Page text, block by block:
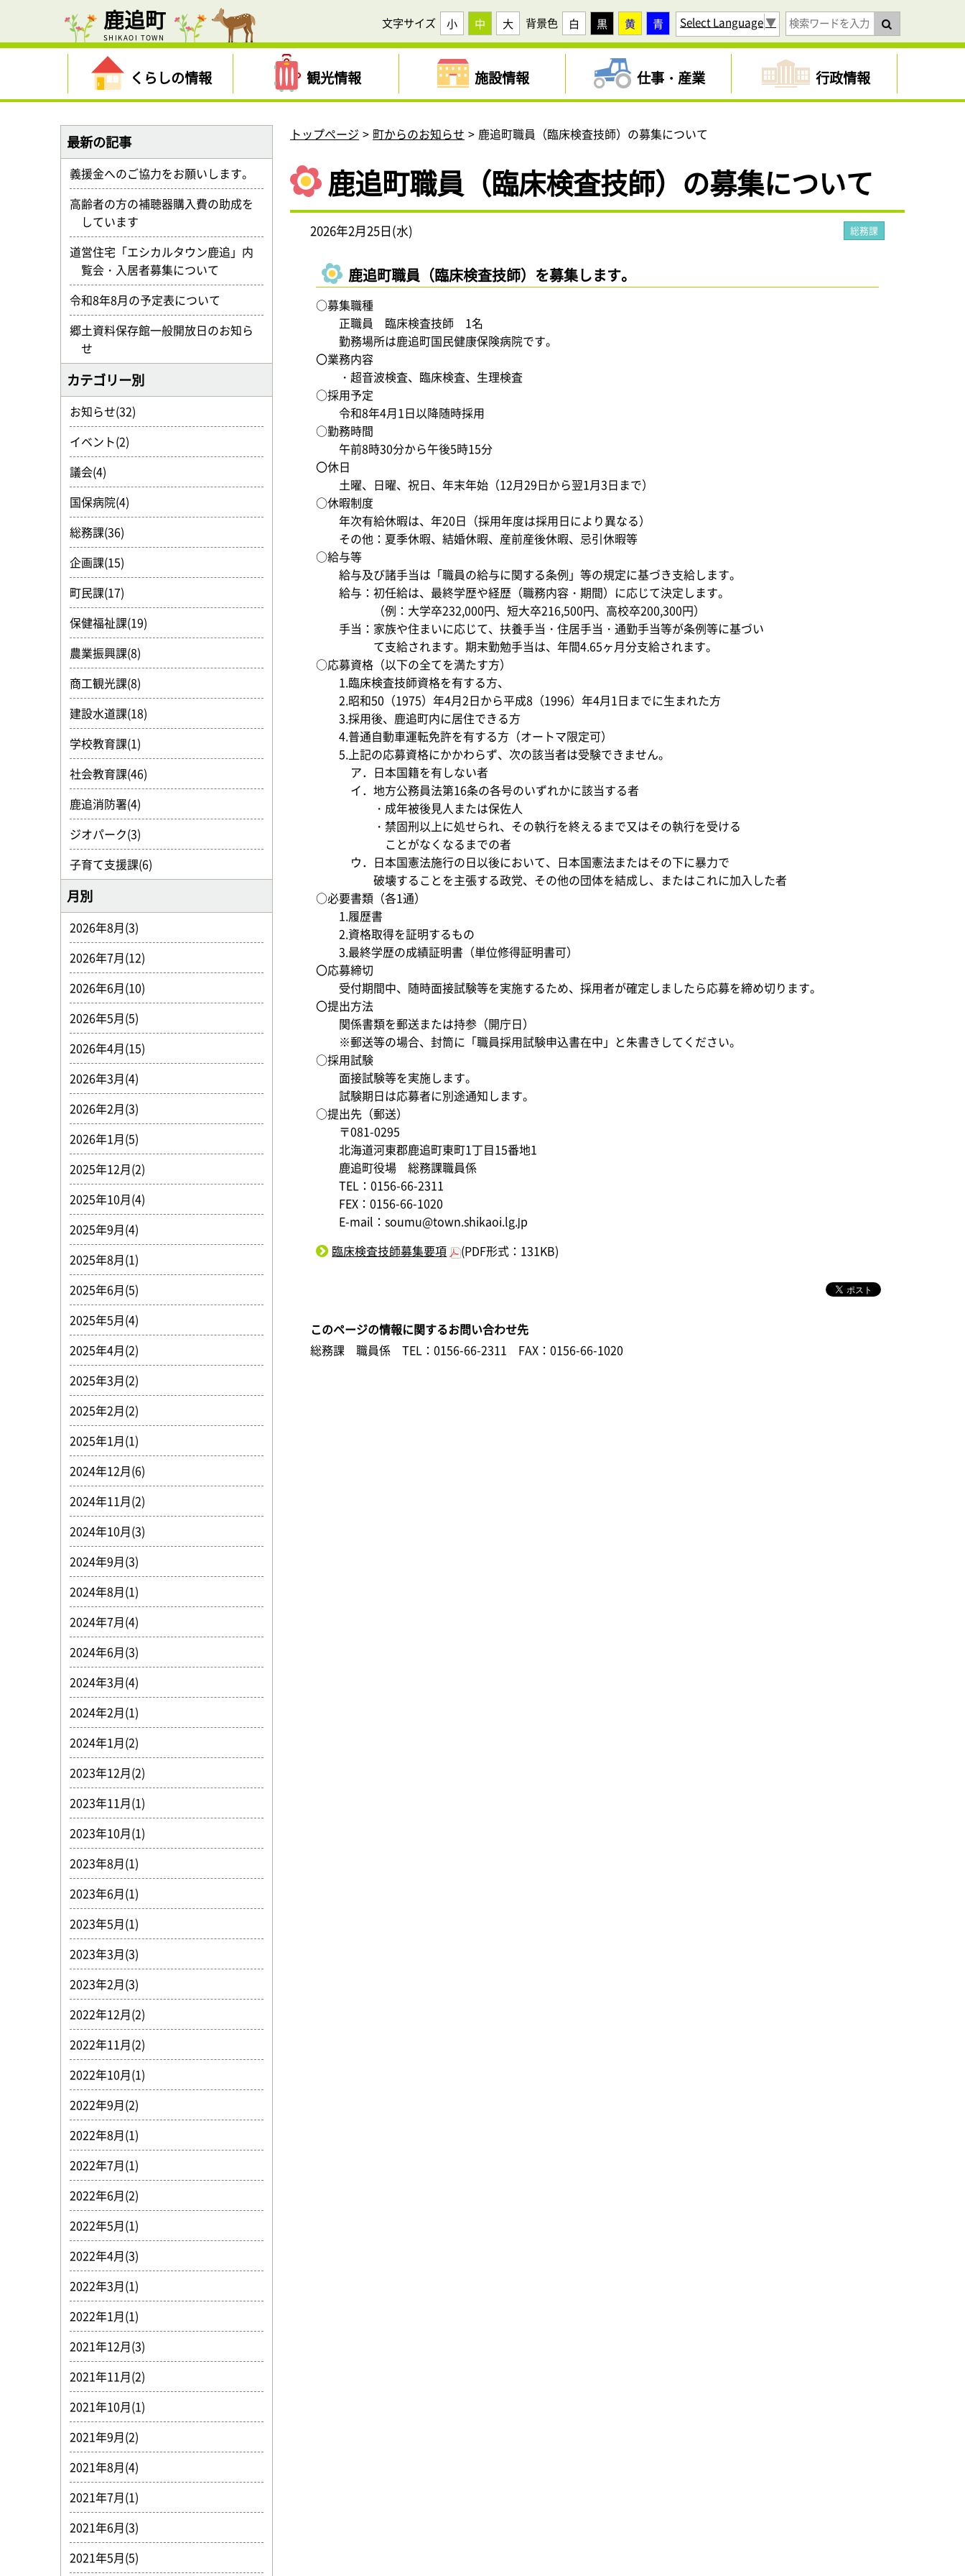
鹿追町
SHIKAOI TOWN
文字サイズ 小 中 大 背景色 白 黒 黄 青 Select Language▼
くらしの情報 観光情報 施設情報 仕事・産業 行政情報
トップページ 町からのお知らせ 鹿追町職員（臨床検査技師）の募集について
鹿追町職員（臨床検査技師）の募集について
2026年2月25日(水) 総務課
鹿追町職員（臨床検査技師）を募集します。
○募集職種
正職員 臨床検査技師 1名
勤務場所は鹿追町国民健康保険病院です。
〇業務内容
・超音波検査、臨床検査、生理検査
○採用予定
令和8年4月1日以降随時採用
○勤務時間
午前8時30分から午後5時15分
〇休日
土曜、日曜、祝日、年末年始（12月29日から翌1月3日まで）
○休暇制度
年次有給休暇は、年20日（採用年度は採用日により異なる）
その他：夏季休暇、結婚休暇、産前産後休暇、忌引休暇等
○給与等
給与及び諸手当は「職員の給与に関する条例」等の規定に基づき支給します。
給与：初任給は、最終学歴や経歴（職務内容・期間）に応じて決定します。
（例：大学卒232,000円、短大卒216,500円、高校卒200,300円）
手当：家族や住まいに応じて、扶養手当・住居手当・通勤手当等が条例等に基づい
て支給されます。期末勤勉手当は、年間4.65ヶ月分支給されます。
○応募資格（以下の全てを満たす方）
1.臨床検査技師資格を有する方、
2.昭和50（1975）年4月2日から平成8（1996）年4月1日までに生まれた方
3.採用後、鹿追町内に居住できる方
4.普通自動車運転免許を有する方（オートマ限定可）
5.上記の応募資格にかかわらず、次の該当者は受験できません。
ア．日本国籍を有しない者
イ．地方公務員法第16条の各号のいずれかに該当する者
・成年被後見人または保佐人
・禁固刑以上に処せられ、その執行を終えるまで又はその執行を受ける
ことがなくなるまでの者
ウ．日本国憲法施行の日以後において、日本国憲法またはその下に暴力で
破壊することを主張する政党、その他の団体を結成し、またはこれに加入した者
○必要書類（各1通）
1.履歴書
2.資格取得を証明するもの
3.最終学歴の成績証明書（単位修得証明書可）
〇応募締切
受付期間中、随時面接試験等を実施するため、採用者が確定しましたら応募を締め切ります。
〇提出方法
関係書類を郵送または持参（開庁日）
※郵送等の場合、封筒に「職員採用試験申込書在中」と朱書きしてください。
○採用試験
面接試験等を実施します。
試験期日は応募者に別途通知します。
○提出先（郵送）
〒081-0295
北海道河東郡鹿追町東町1丁目15番地1
鹿追町役場 総務課職員係
TEL：0156-66-2311
FEX：0156-66-1020
E-mail：soumu@town.shikaoi.lg.jp
臨床検査技師募集要項
(PDF形式：131KB)
このページの情報に関するお問い合わせ先
総務課 職員係
TEL：0156-66-2311 FAX：0156-66-1020
最新の記事
義援金へのご協力をお願いします。
高齢者の方の補聴器購入費の助成を
しています
道営住宅「エシカルタウン鹿追」内
覧会・入居者募集について
令和8年8月の予定表について
郷土資料保存館一般開放日のお知ら
せ
カテゴリー別
お知らせ(32)
イベント(2)
議会(4)
国保病院(4)
総務課(36)
企画課(15)
町民課(17)
保健福祉課(19)
農業振興課(8)
商工観光課(8)
建設水道課(18)
学校教育課(1)
社会教育課(46)
鹿追消防署(4)
ジオパーク(3)
子育て支援課(6)
月別
2026年8月(3)
2026年7月(12)
2026年6月(10)
2026年5月(5)
2026年4月(15)
2026年3月(4)
2026年2月(3)
2026年1月(5)
2025年12月(2)
2025年10月(4)
2025年9月(4)
2025年8月(1)
2025年6月(5)
2025年5月(4)
2025年4月(2)
2025年3月(2)
2025年2月(2)
2025年1月(1)
2024年12月(6)
2024年11月(2)
2024年10月(3)
2024年9月(3)
2024年8月(1)
2024年7月(4)
2024年6月(3)
2024年3月(4)
2024年2月(1)
2024年1月(2)
2023年12月(2)
2023年11月(1)
2023年10月(1)
2023年8月(1)
2023年6月(1)
2023年5月(1)
2023年3月(3)
2023年2月(3)
2022年12月(2)
2022年11月(2)
2022年10月(1)
2022年9月(2)
2022年8月(1)
2022年7月(1)
2022年6月(2)
2022年5月(1)
2022年4月(3)
2022年3月(1)
2022年1月(1)
2021年12月(3)
2021年11月(2)
2021年10月(1)
2021年9月(2)
2021年8月(4)
2021年7月(1)
2021年6月(3)
2021年5月(5)